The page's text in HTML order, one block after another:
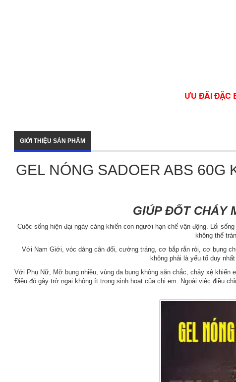
ƯU ĐÃI ĐẶC
GIỚI THIỆU SẢN PHẨM
GEL NÓNG SADOER ABS 60G
GIÚP ĐỐT CHÁY
Cuộc sống hiện đại ngày càng khiến con người hạn chế vận động. Lối
không thể
Với Nam Giới, vóc dáng cân đối, cường tráng, cơ bắp rắn rỏi, cơ bụng
không phải là yếu tố duy
Với Phụ Nữ, Mỡ bụng nhiều, vùng da bụng không săn chắc, chảy xệ khiến
Điều đó gây trở ngại không ít trong sinh hoạt của chị em. Ngoài việc điều